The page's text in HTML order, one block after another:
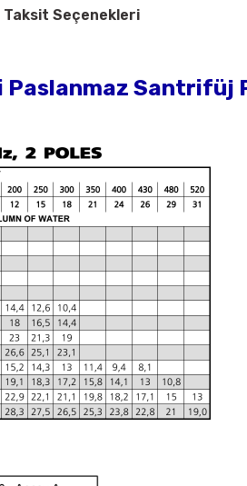
Taksit Seçenekleri
Paslanmaz Santrifüj